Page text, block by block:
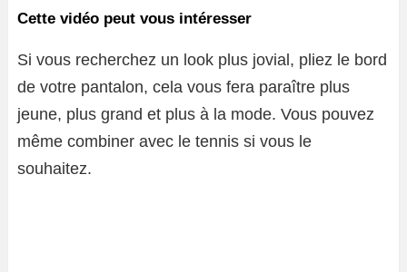
Cette vidéo peut vous intéresser
Si vous recherchez un look plus jovial, pliez le bord
de votre pantalon, cela vous fera paraître plus
jeune, plus grand et plus à la mode. Vous pouvez
même combiner avec le tennis si vous le
souhaitez.